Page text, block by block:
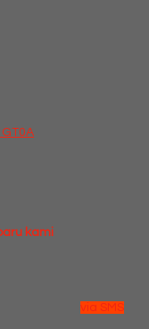
GT0A
kami
via SMS